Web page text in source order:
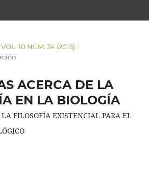
VOL. 10 NÚM. 34 (2015) /
ACERCA DE LA
EN LA BIOLOGÍA
FILOSOFÍA EXISTENCIAL PARA EL